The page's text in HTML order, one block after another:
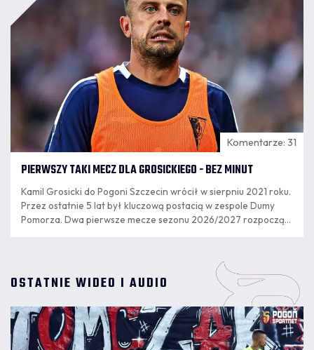
Komentarze: 31
PIERWSZY TAKI MECZ DLA GROSICKIEGO - BEZ MINUT
Kamil Grosicki do Pogoni Szczecin wrócił w sierpniu 2021 roku.
Przez ostatnie 5 lat był kluczową postacią w zespole Dumy
Pomorza. Dwa pierwsze mecze sezonu 2026/2027 rozpoczął
OSTATNIE WIDEO I AUDIO